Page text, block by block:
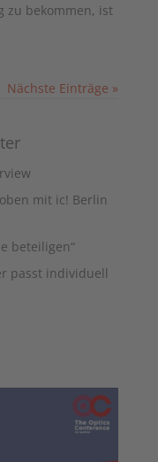
zu bekommen, ist
Nächste Einträge »
mit ic! Berlin
beteiligen“
passt individuell